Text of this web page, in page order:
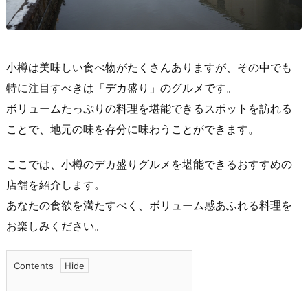
小樽は美味しい食べ物がたくさんありますが、その中でも
特に注目すべきは「デカ盛り」のグルメです。
ボリュームたっぷりの料理を堪能できるスポットを訪れる
ことで、地元の味を存分に味わうことができます。
ここでは、小樽のデカ盛りグルメを堪能できるおすすめの
店舗を紹介します。
あなたの食欲を満たすべく、ボリューム感あふれる料理を
お楽しみください。
Contents